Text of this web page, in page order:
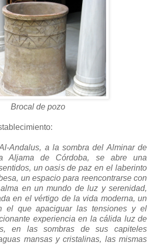
Brocal de pozo
Andalus, a la sombra del Alminar de
Aljama de Córdoba, se abre una
un oasis de paz en el laberinto
un espacio para reencontrarse con
en un mundo de luz y serenidad,
en el vértigo de la vida moderna, un
el que apaciguar las tensiones y el
experiencia en la cálida luz de
en las sombras de sus capiteles
mansas y cristalinas, las mismas